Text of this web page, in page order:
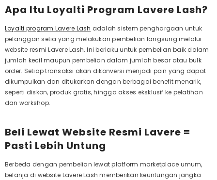
Apa Itu Loyalti Program Lavere Lash?
Loyalti program Lavere Lash adalah sistem penghargaan untuk
pelanggan setia yang melakukan pembelian langsung melalui
website resmi Lavere Lash. Ini berlaku untuk pembelian baik dalam
jumlah kecil maupun pembelian dalam jumlah besar atau bulk
order. Setiap transaksi akan dikonversi menjadi poin yang dapat
dikumpulkan dan ditukarkan dengan berbagai benefit menarik,
seperti diskon, produk gratis, hingga akses eksklusif ke pelatihan
dan workshop.
Beli Lewat Website Resmi Lavere =
Pasti Lebih Untung
Berbeda dengan pembelian lewatplatform marketplace umum,
belanja di website Lavere Lash memberikan keuntungan jangka